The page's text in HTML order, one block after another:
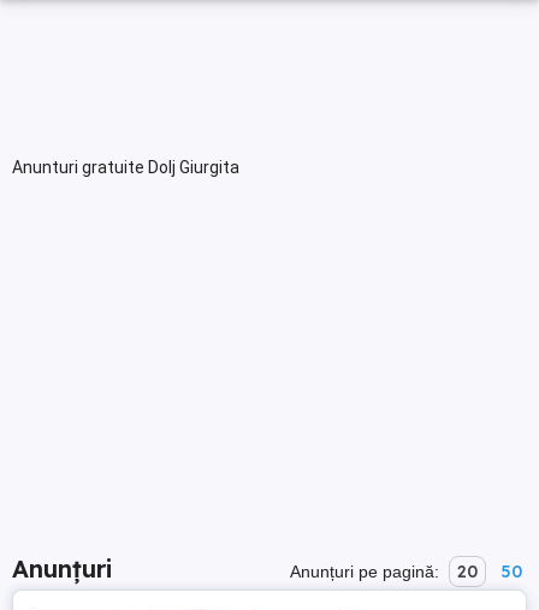
Anunturi gratuite Dolj Giurgita
Anunțuri Anunțuri pe pagină: 20 50